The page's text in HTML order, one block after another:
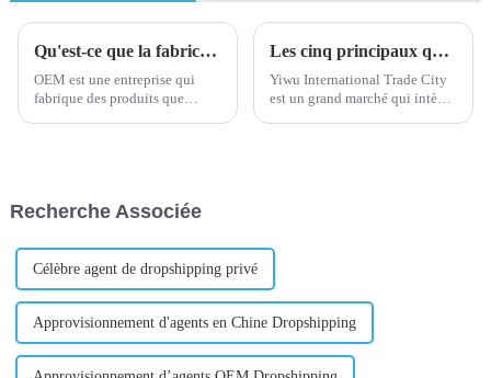
Qu'est-ce que la fabrication OEM, ODM et comment fonctionnent-ils ?
OEM est une entreprise qui
fabrique des produits que
votre marque.
Les cinq principaux quartiers de la ville du commerce international de Yiwu
Yiwu International Trade City
est un grand marché qui intègre
Recherche Associée
Célèbre agent de dropshipping privé
Approvisionnement d'agents en Chine Dropshipping